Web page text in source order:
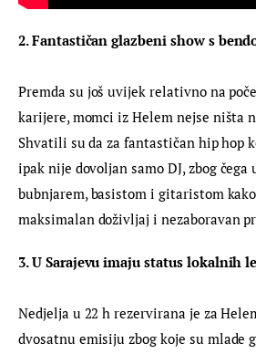
2. Fantastičan glazbeni show s
Premda su još uvijek relativno na
karijere, momci iz Helem nejse ništa
Shvatili su da za fantastičan hip hop
ipak nije dovoljan samo DJ, zbog čega
bubnjarem, basistom i gitaristom
maksimalan doživljaj i nezaboravan
3. U Sarajevu imaju status lokalnih
Nedjelja u 22 h rezervirana je za
dvosatnu emisiju zbog koje su mlade